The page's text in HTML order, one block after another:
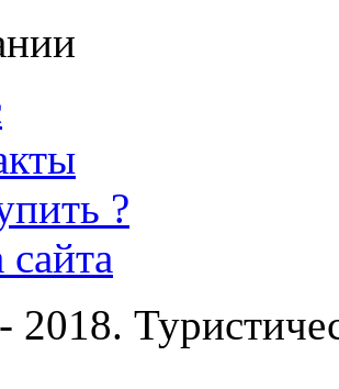
?
сайта
2018.